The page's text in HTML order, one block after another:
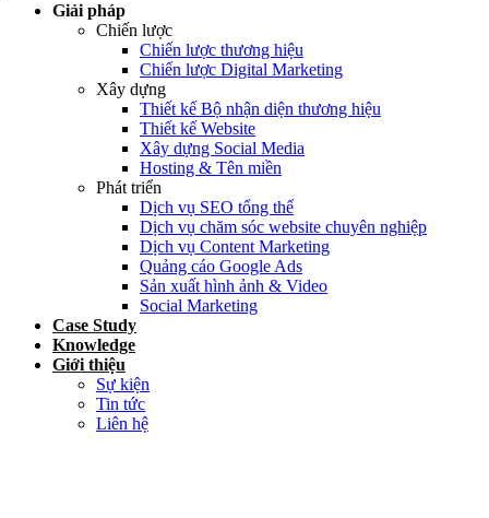
Giải pháp
Chiến lược
Chiến lược thương hiệu
Chiến lược Digital Marketing
Xây dựng
Thiết kế Bộ nhận diện thương hiệu
Thiết kế Website
Xây dựng Social Media
Hosting & Tên miền
Phát triển
Dịch vụ SEO tổng thể
Dịch vụ chăm sóc website chuyên nghiệp
Dịch vụ Content Marketing
Quảng cáo Google Ads
Sản xuất hình ảnh & Video
Social Marketing
Case Study
Knowledge
Giới thiệu
Sự kiện
Tin tức
Liên hệ